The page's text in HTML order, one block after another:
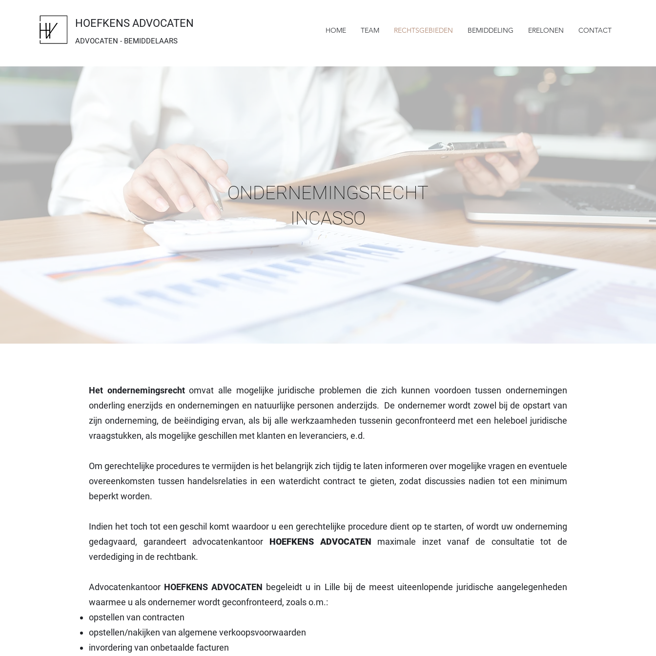
HOEFKENS ADVOCATEN
ADVOCATEN - BEMIDDELAARS
HOME TEAM RECHTSGEBIEDEN BEMIDDELING ERELONEN CONTACT
ONDERNEMINGSRECHT
INCASSO
Het ondernemingsrechtomvat alle mogelijke juridische problemen die zich kunnen voordoen tussen ondernemingen
onderling enerzijds en ondernemingen en natuurlijke personen anderzijds. De ondernemer wordt zowel bij de opstart van
zijn onderneming, de beëindiging ervan, als bij alle werkzaamheden tussenin geconfronteerd met een heleboel juridische
vraagstukken, als mogelijke geschillen met klanten en leveranciers, e.d.
Om gerechtelijke procedures te vermijden is het belangrijk zich tijdig te laten informeren over mogelijke vragen en eventuele
overeenkomsten tussen handelsrelaties in een waterdicht contract te gieten, zodat discussies nadien tot een minimum
beperkt worden.
Indien het toch tot een geschil komt waardoor u een gerechtelijke procedure dient op te starten, of wordt uw onderneming
gedagvaard, garandeert advocatenkantoor HOEFKENS ADVOCATEN maximale inzet vanaf de consultatie tot de
verdediging in de rechtbank.
Advocatenkantoor HOEFKENS ADVOCATEN begeleidt u in Lille bij de meest uiteenlopende juridische aangelegenheden
waarmee u als ondernemer wordt geconfronteerd, zoals o.m.:
opstellen van contracten
opstellen/nakijken van algemene verkoopsvoorwaarden
invordering van onbetaalde facturen